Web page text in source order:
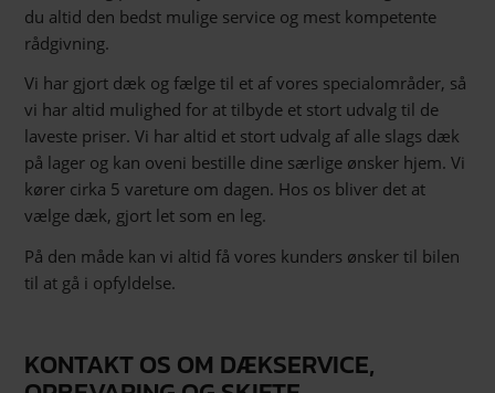
du altid den bedst mulige service og mest kompetente
rådgivning.
Vi har gjort dæk og fælge til et af vores specialområder, så
vi har altid mulighed for at tilbyde et stort udvalg til de
laveste priser. Vi har altid et stort udvalg af alle slags dæk
på lager og kan oveni bestille dine særlige ønsker hjem. Vi
kører cirka 5 vareture om dagen. Hos os bliver det at
vælge dæk, gjort let som en leg.
På den måde kan vi altid få vores kunders ønsker til bilen
til at gå i opfyldelse.
KONTAKT OS OM DÆKSERVICE,